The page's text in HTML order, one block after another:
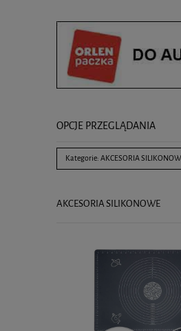
OPCJE PRZEGLĄDANIA
Kategorie: AKCESORIA
AKCESORIA SILIKONOWE